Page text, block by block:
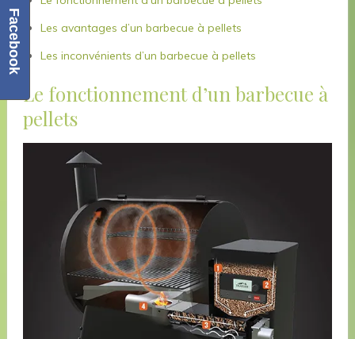
Les avantages d’un barbecue à pellets
Les inconvénients d’un barbecue à pellets
Le fonctionnement d’un barbecue à
pellets
Facebook